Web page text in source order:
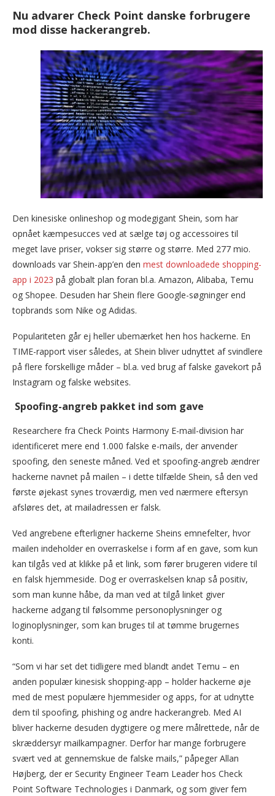
Nu advarer Check Point danske forbrugere
mod disse hackerangreb.
Den kinesiske onlineshop og modegigant Shein, som har
opnået kæmpesucces ved at sælge tøj og accessoires til
meget lave priser, vokser sig større og større. Med 277 mio.
downloads var Shein-app’en den mest downloadede shopping-
app i 2023 på globalt plan foran bl.a. Amazon, Alibaba, Temu
og Shopee. Desuden har Shein flere Google-søgninger end
topbrands som Nike og Adidas.
Populariteten går ej heller ubemærket hen hos hackerne. En
TIME-rapport viser således, at Shein bliver udnyttet af svindlere
på flere forskellige måder – bl.a. ved brug af falske gavekort på
Instagram og falske websites.
Spoofing-angreb pakket ind som gave
Researchere fra Check Points Harmony E-mail-division har
identificeret mere end 1.000 falske e-mails, der anvender
spoofing, den seneste måned. Ved et spoofing-angreb ændrer
hackerne navnet på mailen – i dette tilfælde Shein, så den ved
første øjekast synes troværdig, men ved nærmere eftersyn
afsløres det, at mailadressen er falsk.
Ved angrebene efterligner hackerne Sheins emnefelter, hvor
mailen indeholder en overraskelse i form af en gave, som kun
kan tilgås ved at klikke på et link, som fører brugeren videre til
en falsk hjemmeside. Dog er overraskelsen knap så positiv,
som man kunne håbe, da man ved at tilgå linket giver
hackerne adgang til følsomme personoplysninger og
loginoplysninger, som kan bruges til at tømme brugernes
konti.
“Som vi har set det tidligere med blandt andet Temu – en
anden populær kinesisk shopping-app – holder hackerne øje
med de mest populære hjemmesider og apps, for at udnytte
dem til spoofing, phishing og andre hackerangreb. Med AI
bliver hackerne desuden dygtigere og mere målrettede, når de
skræddersyr mailkampagner. Derfor har mange forbrugere
svært ved at gennemskue de falske mails,” påpeger Allan
Højberg, der er Security Engineer Team Leader hos Check
Point Software Technologies i Danmark, og som giver fem